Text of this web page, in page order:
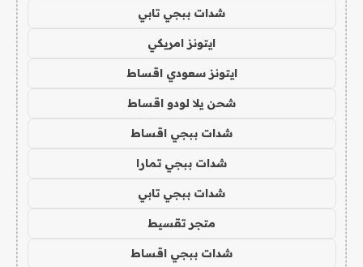
شدات ببجي تابي
ايتونز امريكي
ايتونز سعودي اقساط
شحن يلا لودو اقساط
شدات ببجي اقساط
شدات ببجي تمارا
شدات ببجي تابي
متجر تقسيط
شدات ببجي اقساط